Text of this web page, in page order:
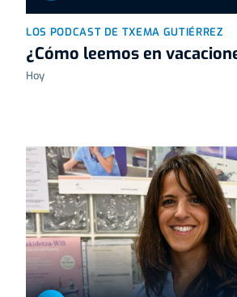
LOS PODCAST DE TXEMA GUTIÉRREZ
¿Cómo leemos en
Hoy